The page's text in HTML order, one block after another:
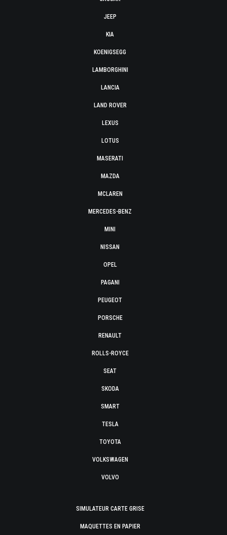
JEEP
KIA
KOENIGSEGG
LAMBORGHINI
LANCIA
LAND ROVER
LEXUS
LOTUS
MASERATI
MAZDA
MCLAREN
MERCEDES-BENZ
MINI
NISSAN
OPEL
PAGANI
PEUGEOT
PORSCHE
RENAULT
ROLLS-ROYCE
SEAT
SKODA
SMART
TESLA
TOYOTA
VOLKSWAGEN
VOLVO
SIMULATEUR CARTE GRISE
MAQUETTES EN PAPIER